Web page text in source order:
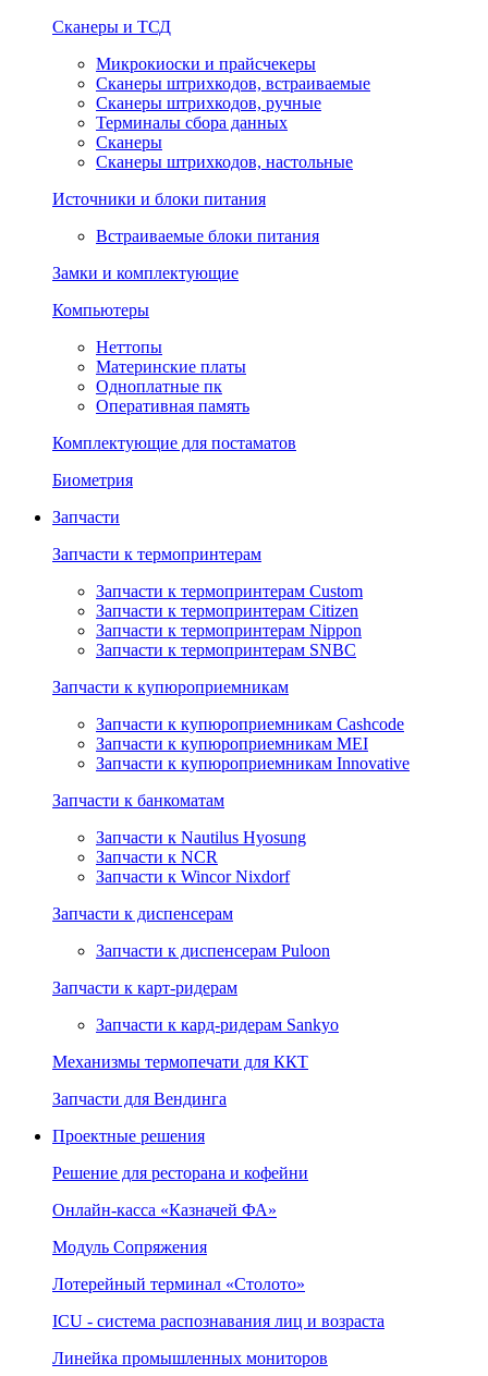
Сканеры и ТСД
Микрокиоски и прайсчекеры
Сканеры штрихкодов, встраиваемые
Сканеры штрихкодов, ручные
Терминалы сбора данных
Сканеры
Сканеры штрихкодов, настольные
Источники и блоки питания
Встраиваемые блоки питания
Замки и комплектующие
Компьютеры
Неттопы
Материнские платы
Одноплатные пк
Оперативная память
Комплектующие для постаматов
Биометрия
Запчасти
Запчасти к термопринтерам
Запчасти к термопринтерам Custom
Запчасти к термопринтерам Citizen
Запчасти к термопринтерам Nippon
Запчасти к термопринтерам SNBC
Запчасти к купюроприемникам
Запчасти к купюроприемникам Cashcode
Запчасти к купюроприемникам MEI
Запчасти к купюроприемникам Innovative
Запчасти к банкоматам
Запчасти к Nautilus Hyosung
Запчасти к NCR
Запчасти к Wincor Nixdorf
Запчасти к диспенсерам
Запчасти к диспенсерам Puloon
Запчасти к карт-ридерам
Запчасти к кард-ридерам Sankyo
Механизмы термопечати для ККТ
Запчасти для Вендинга
Проектные решения
Решение для ресторана и кофейни
Онлайн‑касса «Казначей ФА»
Модуль Сопряжения
Лотерейный терминал «Столото»
ICU - система распознавания лиц и возраста
Линейка промышленных мониторов